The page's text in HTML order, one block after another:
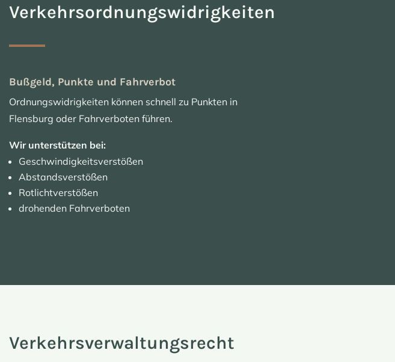
Verkehrsordnungswidrigkeiten
Bußgeld, Punkte und Fahrverbot
Ordnungswidrigkeiten können schnell zu Punkten in
Flensburg oder Fahrverboten führen.
Wir unterstützen bei:
Geschwindigkeitsverstößen
Abstandsverstößen
Rotlichtverstößen
drohenden Fahrverboten
Verkehrsverwaltungsrecht